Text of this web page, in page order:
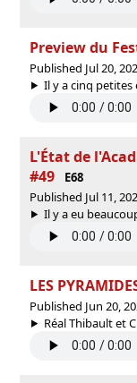
Preview du
Published Jul 20,
Il y a cinq petites
L'État de
#49
E68
Published Jul 11,
Il y a eu
LES
Published Jun 20,
Réal Thibault et